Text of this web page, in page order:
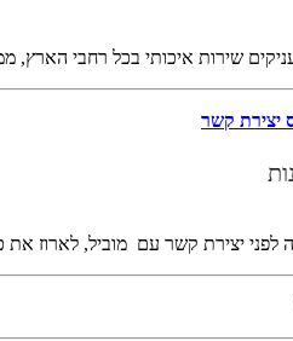
שירות איכותי בכל רחבי הארץ,
יצירת קשר
לפני יצירת קשר עם מוביל, לארוז את